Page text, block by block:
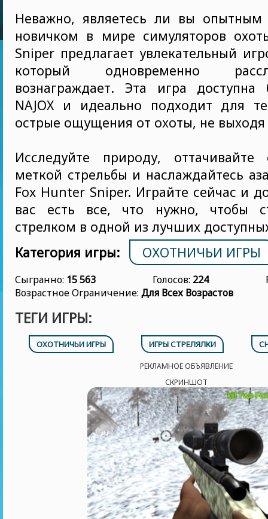
Неважно, являетесь ли вы
новичком в мире симуляторов
Sniper предлагает увлекательный
который одновременно
вознаграждает. Эта игра доступна
NAJOX и идеально подходит для
острые ощущения от охоты, не
Исследуйте природу,
меткой стрельбы и наслаждайтесь
Fox Hunter Sniper. Играйте сейчас и
вас есть все, что нужно, чтобы
стрелком в одной из лучших
Категория игры:
ОХОТНИЧЬИ ИГРЫ
Сыгранно: 15 563 Голосов: 224
Возрастное Ограничение: Для Всех Возрастов
ТЕГИ ИГРЫ:
ОХОТНИЧЬИ ИГРЫ ИГРЫ СТРЕЛЯЛКИ
РЕКЛАМНОЕ ОБЪЯВЛЕНИЕ
СКРИНШОТ